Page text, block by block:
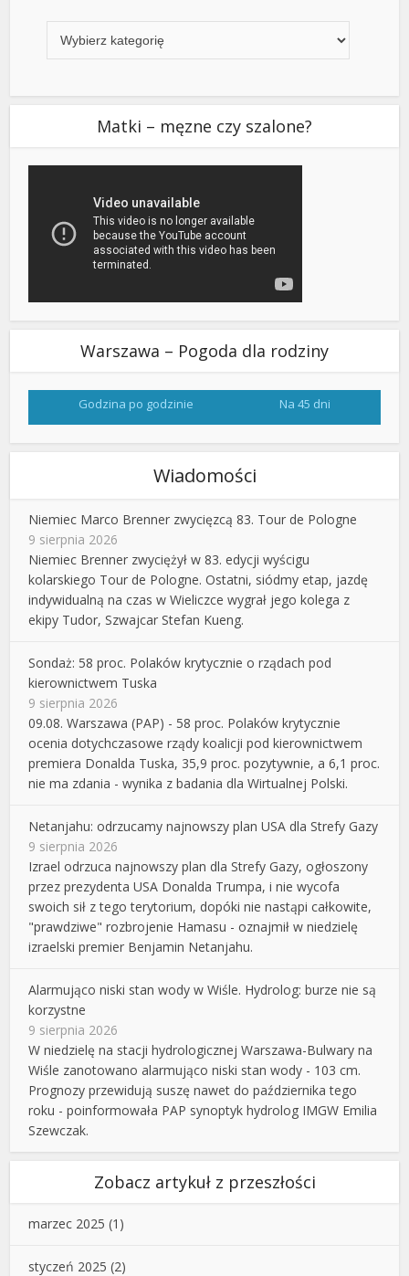
Matki – męzne czy szalone?
Warszawa – Pogoda dla rodziny
Godzina po godzinie Na 45 dni
Wiadomości
Niemiec Marco Brenner zwycięzcą 83. Tour de Pologne
9 sierpnia 2026
Niemiec Brenner zwyciężył w 83. edycji wyścigu
kolarskiego Tour de Pologne. Ostatni, siódmy etap, jazdę
indywidualną na czas w Wieliczce wygrał jego kolega z
ekipy Tudor, Szwajcar Stefan Kueng.
Sondaż: 58 proc. Polaków krytycznie o rządach pod
kierownictwem Tuska
9 sierpnia 2026
09.08. Warszawa (PAP) - 58 proc. Polaków krytycznie
ocenia dotychczasowe rządy koalicji pod kierownictwem
premiera Donalda Tuska, 35,9 proc. pozytywnie, a 6,1 proc.
nie ma zdania - wynika z badania dla Wirtualnej Polski.
Netanjahu: odrzucamy najnowszy plan USA dla Strefy Gazy
9 sierpnia 2026
Izrael odrzuca najnowszy plan dla Strefy Gazy, ogłoszony
przez prezydenta USA Donalda Trumpa, i nie wycofa
swoich sił z tego terytorium, dopóki nie nastąpi całkowite,
"prawdziwe" rozbrojenie Hamasu - oznajmił w niedzielę
izraelski premier Benjamin Netanjahu.
Alarmująco niski stan wody w Wiśle. Hydrolog: burze nie są
korzystne
9 sierpnia 2026
W niedzielę na stacji hydrologicznej Warszawa-Bulwary na
Wiśle zanotowano alarmująco niski stan wody - 103 cm.
Prognozy przewidują suszę nawet do października tego
roku - poinformowała PAP synoptyk hydrolog IMGW Emilia
Szewczak.
Zobacz artykuł z przeszłości
marzec 2025 (1)
styczeń 2025 (2)